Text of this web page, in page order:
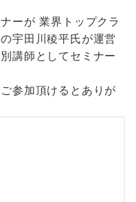
ーが 業界トップクラ
宇田川稜平氏が運営
講師としてセミナー
参加頂けるとありが